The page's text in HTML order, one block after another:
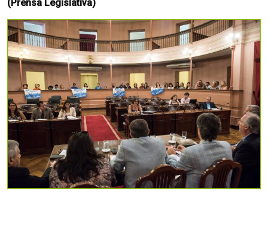
(Prensa Legislativa)